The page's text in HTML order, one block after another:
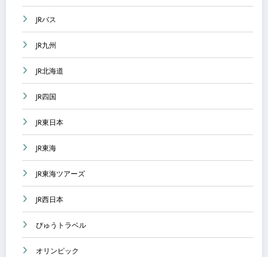
JRバス
JR九州
JR北海道
JR四国
JR東日本
JR東海
JR東海ツアーズ
JR西日本
びゅうトラベル
オリンピック